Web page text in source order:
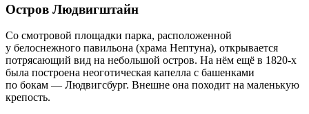
Остров Людвигштайн
Cо смотровой площадки парка, расположенной
у белоснежного павильона (храма Нептуна), открывается
потрясающий вид на небольшой остров. На нём ещё в 1820‑х
была построена неоготическая капелла с башенками
по бокам — Людвигсбург. Внешне она походит на маленькую
крепость.